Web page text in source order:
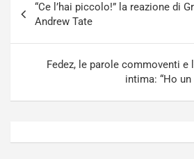
articoli
“Ce l’hai piccolo!” la reazione di
Andrew Tate
Fedez, le parole commoventi
intima: “Ho